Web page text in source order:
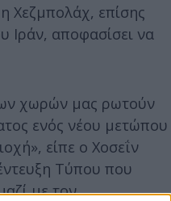
Χεζμπολάχ, επίσης
Ιράν, αποφασίσει να
χωρών μας ρωτούν
ενός νέου μετώπου
είπε ο Χοσεΐν
Τύπου που
με τον